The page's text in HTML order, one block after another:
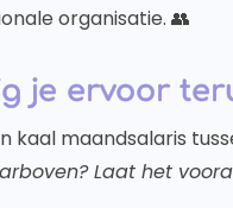
organisatie. 👥
je ervoor
kaal maandsalaris
Laat het